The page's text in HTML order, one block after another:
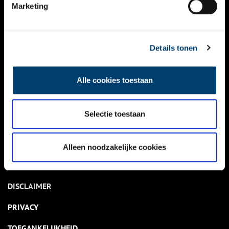
Marketing
Details tonen
Alle cookies toestaan
Selectie toestaan
Alleen noodzakelijke cookies
NIEUWS
KALENDER
ACTIVITEITEN
NIEUWSBRIEF
DISCLAIMER
PRIVACY